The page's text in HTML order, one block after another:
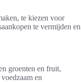
te kiezen voor
te vermijden en
groenten en fruit,
en